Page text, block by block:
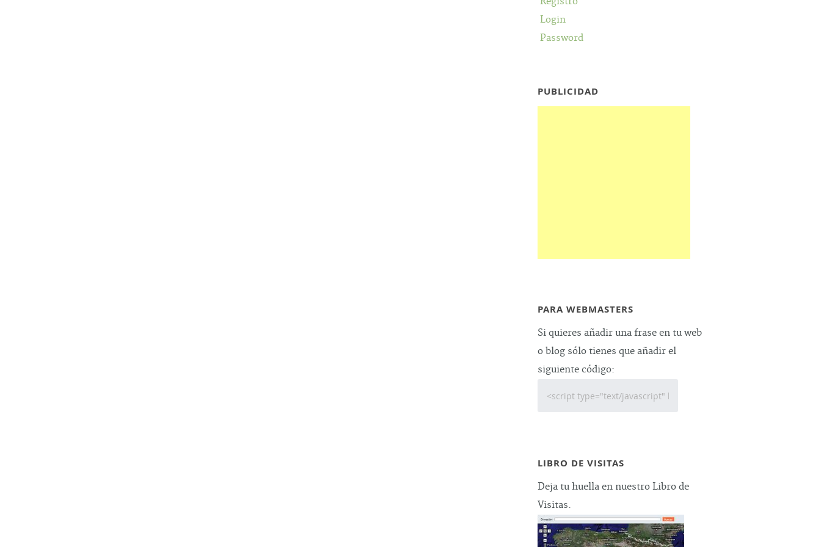
Login
Password
PUBLICIDAD
PARA WEBMASTERS
Si quieres añadir una frase en tu web
o blog sólo tienes que añadir el
siguiente código:
LIBRO DE VISITAS
Deja tu huella en nuestro Libro de
Visitas.